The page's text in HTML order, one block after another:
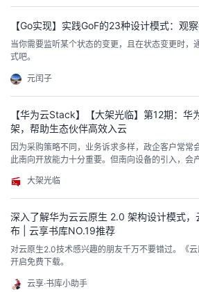
解耦具体是什么？有哪些应用场景？本期带你了解
【Go实现】实践GoF的23种设计模式：观
当你需要监听某个状态的变更，且在状态变更时，
式吧。
元闰子
【华为云Stack】【大架光临】第12期：
架，帮助生态伙伴高效入云
因为采购策略不同，业务诉求多样，政企客户常常
此南向开放能力十分重要。但南向设备的引入，会
头等制式不同，很难直接使用。所以，就需要一系
对接流程、降低对接成本，本文将对此做详细阐释
大架光临
深入了解华为云云原生 2.0 架构设计模式
布 | 云享书库NO.19推荐
对云原生2.0技术感兴趣的朋友千万不要错过。《
开启免费下载。
云享·书库小助手